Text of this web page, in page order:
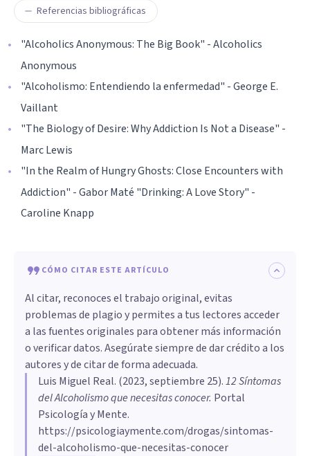
Referencias bibliográficas
"Alcoholics Anonymous: The Big Book" - Alcoholics
Anonymous
"Alcoholismo: Entendiendo la enfermedad" - George E.
Vaillant
"The Biology of Desire: Why Addiction Is Not a Disease" -
Marc Lewis
"In the Realm of Hungry Ghosts: Close Encounters with
Addiction" - Gabor Maté "Drinking: A Love Story" -
Caroline Knapp
CÓMO CITAR ESTE ARTÍCULO
Al citar, reconoces el trabajo original, evitas
problemas de plagio y permites a tus lectores acceder
a las fuentes originales para obtener más información
o verificar datos. Asegúrate siempre de dar crédito a los
autores y de citar de forma adecuada.
Luis Miguel Real. (2023, septiembre 25).12 Síntomas
del Alcoholismo que necesitas conocer. Portal
Psicología y Mente.
https://psicologiaymente.com/drogas/sintomas-
del-alcoholismo-que-necesitas-conocer